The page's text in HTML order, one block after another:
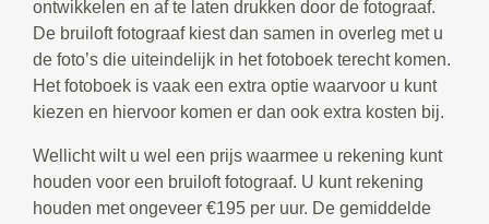
ontwikkelen en af te laten drukken door de fotograaf.
De bruiloft fotograaf kiest dan samen in overleg met u
de foto’s die uiteindelijk in het fotoboek terecht komen.
Het fotoboek is vaak een extra optie waarvoor u kunt
kiezen en hiervoor komen er dan ook extra kosten bij.
Wellicht wilt u wel een prijs waarmee u rekening kunt
houden voor een bruiloft fotograaf. U kunt rekening
houden met ongeveer €195 per uur. De gemiddelde